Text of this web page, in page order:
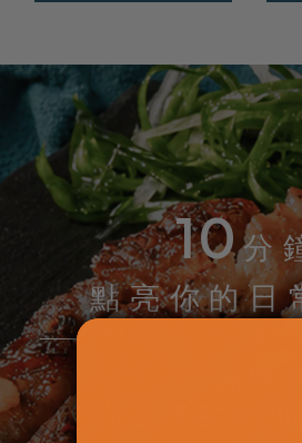
10分
點亮你的日
在家坐享春水堂